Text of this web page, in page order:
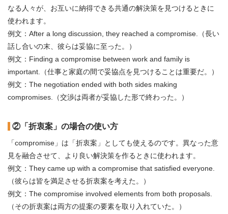
なる人々が、お互いに納得できる共通の解決策を見つけるときに
使われます。
例文：After a long discussion, they reached a compromise.（長い
話し合いの末、彼らは妥協に至った。）
例文：Finding a compromise between work and family is
important.（仕事と家庭の間で妥協点を見つけることは重要だ。）
例文：The negotiation ended with both sides making
compromises.（交渉は両者が妥協した形で終わった。）
②「折衷案」の場合の使い方
「compromise」は「折衷案」としても使えるのです。異なった意
見を融合させて、より良い解決策を作るときに使われます。
例文：They came up with a compromise that satisfied everyone.
（彼らは皆を満足させる折衷案を考えた。）
例文：The compromise involved elements from both proposals.
（その折衷案は両方の提案の要素を取り入れていた。）